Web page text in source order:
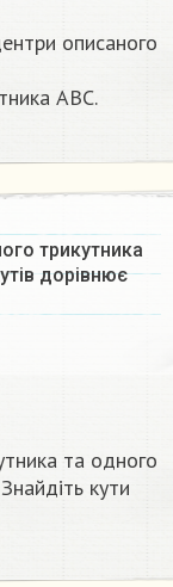
описаного
ABC.​
трикутника
дорівнює
та одного
кути